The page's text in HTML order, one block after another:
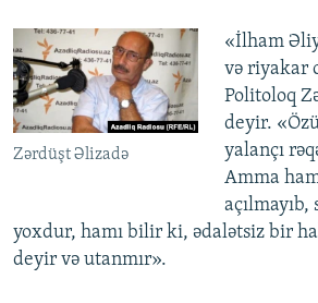
Zərdüşt Əlizadə
«İlham
və riyakar
Politoloq
deyir.
yalançı
Amma
açılmayıb,
yoxdur, hamı bilir ki, ədalətsiz bir
deyir və utanmır».